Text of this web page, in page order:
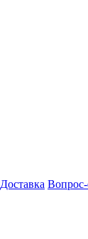
Доставка Вопрос-